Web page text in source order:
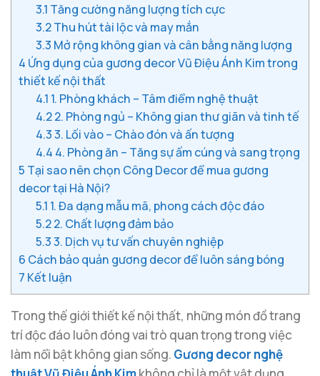
3.1 Tăng cường năng lượng tích cực
3.2Thu hút tài lộc và may mắn
3.3 Mở rộng không gian và cân bằng năng lượng
4 Ứng dụng của gương decor Vũ Điệu Ánh Kim trong
thiết kế nội thất
4.1 1. Phòng khách – Tâm điểm nghệ thuật
4.22. Phòng ngủ – Không gian thư giãn và tinh tế
4.33. Lối vào – Chào đón và ấn tượng
4.4 4. Phòng ăn – Tăng sự ấm cúng và sang trọng
5 Tại sao nên chọn Công Decor để mua gương
decor tại Hà Nội?
5.1 1. Đa dạng mẫu mã, phong cách độc đáo
5.22. Chất lượng đảm bảo
5.33. Dịch vụ tư vấn chuyên nghiệp
6 Cách bảo quản gương decor để luôn sáng bóng
7 Kết luận
Trong thế giới thiết kế nội thất, những món đồ trang
trí độc đáo luôn đóng vai trò quan trọng trong việc
làm nổi bật không gian sống. Gương decor nghệ